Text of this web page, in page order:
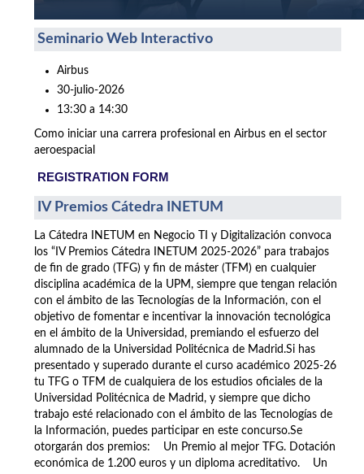
Seminario Web Interactivo
Airbus
30-julio-2026
13:30 a 14:30
Como iniciar una carrera profesional en Airbus en el sector
aeroespacial
REGISTRATION FORM
IV Premios Cátedra INETUM
La Cátedra INETUM en Negocio TI y Digitalización convoca
los “IV Premios Cátedra INETUM 2025-2026” para trabajos
de fin de grado (TFG) y fin de máster (TFM) en cualquier
disciplina académica de la UPM, siempre que tengan relación
con el ámbito de las Tecnologías de la Información, con el
objetivo de fomentar e incentivar la innovación tecnológica
en el ámbito de la Universidad, premiando el esfuerzo del
alumnado de la Universidad Politécnica de Madrid.Si has
presentado y superado durante el curso académico 2025-26
tu TFG o TFM de cualquiera de los estudios oficiales de la
Universidad Politécnica de Madrid, y siempre que dicho
trabajo esté relacionado con el ámbito de las Tecnologías de
la Información, puedes participar en este concurso.Se
otorgarán dos premios: Un Premio al mejor TFG. Dotación
económica de 1.200 euros y un diploma acreditativo. Un